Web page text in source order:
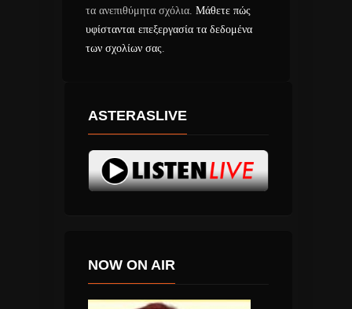
τα ανεπιθύμητα σχόλια. Μάθετε πώς
υφίστανται επεξεργασία τα δεδομένα
των σχολίων σας
ASTERASLIVE
NOW ON AIR